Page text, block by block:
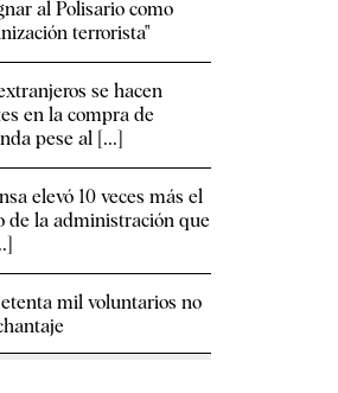
al Polisario como
terrorista"
se hacen
en la compra de
pese al [...]
elevó 10 veces más el
de la administración que
mil voluntarios no